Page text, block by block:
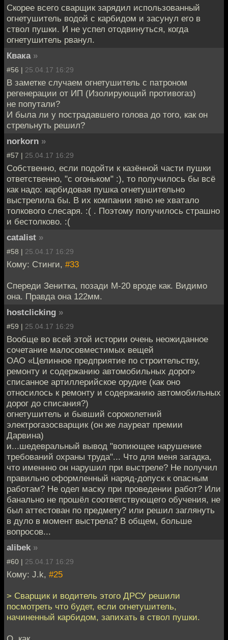
Скорее всего сварщик зарядил использованный
огнетушитель водой с карбидом и засунул его в
ствол пушки. И не успел отодвинуться, когда
огнетушитель рванул.
Квака »
#56 | 25.04.17 16:29
В заметке случаем огнетушитель с патроном
регенерации от ИП (Изолирующий противогаз)
не попутали?
И была ли у пострадавшего голова до того, как он
стрельнуть решил?
norkorn »
#57 | 25.04.17 16:29
Собственно, если подойти к казённой части пушки
ответственно, "с огоньком" :), то получилось бы всё
как надо: карбидовая пушка огнетушительно
выстрелила бы. В их компании явно не хватало
толкового слесаря. :( . Поэтому получилось страшно
и бестолково. :(
catalist »
#58 | 25.04.17 16:29
Кому: Стинги, #33
Спереди Зенитка, позади М-20 вроде как. Видимо
она. Правда она 122мм.
hostclicking »
#59 | 25.04.17 16:29
Вообще во всей этой истории очень неожиданное
сочетание малосовместимых вещей
ОАО «Целинное предприятие по строительству,
ремонту и содержанию автомобильных дорог»
списанное артиллерийское орудие (как оно
относилось к ремонту и содержанию автомобильных
дорог до списания?)
огнетушитель и бывший сороколетний
электрогазосварщик (он же лауреат премии
Дарвина)
и...шедевральный вывод "вопиющее нарушение
требований охраны труда"... Что для меня загадка,
что именнно он нарушил при выстреле? Не получил
правильно оформленный наряд-допуск к опасным
работам? Не одел маску при проведении работ? Или
банально не прошёл соответствующего обучения, не
был аттестован по предмету? или решил заглянуть
в дуло в момент выстрела? В общем, больше
вопросов...
alibek »
#60 | 25.04.17 16:29
Кому: J.k, #25
> Сварщик и водитель этого ДРСУ решили
посмотреть что будет, если огнетушитель,
начиненный карбидом, запихать в ствол пушки.